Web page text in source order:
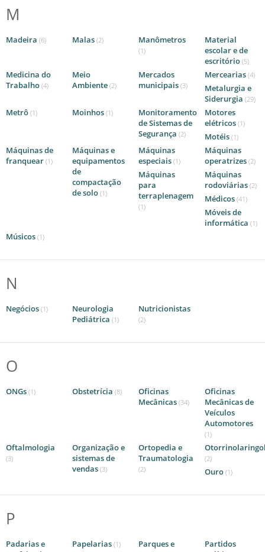
M
Madeira (6) Malas (2) Manômetros
(1)
Material
escolar e de
escritório (5)
Medicina do
Trabalho (4)
Meio
Ambiente (2)
Mercados
municipais (3)
Mercearias (4)
Metalurgia e
Siderurgia (29)
Metrô (1) Moinhos (1)
Monitoramento
de Sistemas de
Segurança (2)
Motores
elétricos (1)
Motéis (1)
Máquinas de
franquear (1)
Máquinas e
equipamentos
de
compactação
de solo (1)
Máquinas
especiais (1)
Máquinas
operatrizes (2)
Máquinas
para
terraplenagem
(1)
Máquinas
rodoviárias (2)
Médicos (41)
Móveis de
informática (1)
Músicos (1)
N
Negócios (1)
Neurologia
Pediátrica (1)
Nutricionistas
(2)
O
ONGs (1) Obstetrícia (8)
Oficinas
Mecânicas (34)
Oficinas
Mecânicas de
Veículos
Automotores
(1)
Oftalmologia
(3)
Organização e
sistemas de
vendas (3)
Ortopedia e
Traumatologia
(2)
(2)
Ouro (1)
P
Padarias e
Papelarias (1)
Parques e
Partidos